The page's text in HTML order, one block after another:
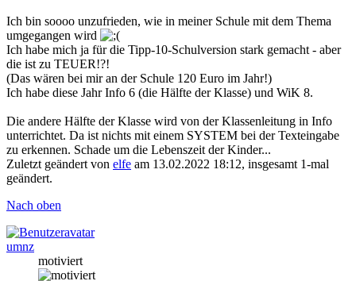
Ich bin soooo unzufrieden, wie in meiner Schule mit dem Thema
umgegangen wird
Ich habe mich ja für die Tipp-10-Schulversion stark gemacht - aber
die ist zu TEUER!?!
(Das wären bei mir an der Schule 120 Euro im Jahr!)
Ich habe diese Jahr Info 6 (die Hälfte der Klasse) und WiK 8.
Die andere Hälfte der Klasse wird von der Klassenleitung in Info
unterrichtet. Da ist nichts mit einem SYSTEM bei der Texteingabe
zu erkennen. Schade um die Lebenszeit der Kinder...
Zuletzt geändert von elfe am 13.02.2022 18:12, insgesamt 1-mal
geändert.
Nach oben
umnz
motiviert